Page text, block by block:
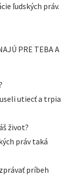
ľudských práv.
PRE TEBA A
utiecť a trpia
život?
práv taká
príbeh